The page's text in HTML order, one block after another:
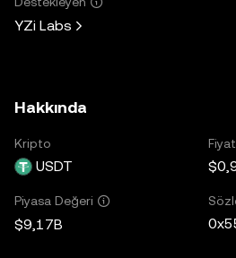
YZi Labs
Hakkında
Kripto
USDT
Fiyat
Piyasa Değeri
$9,17B